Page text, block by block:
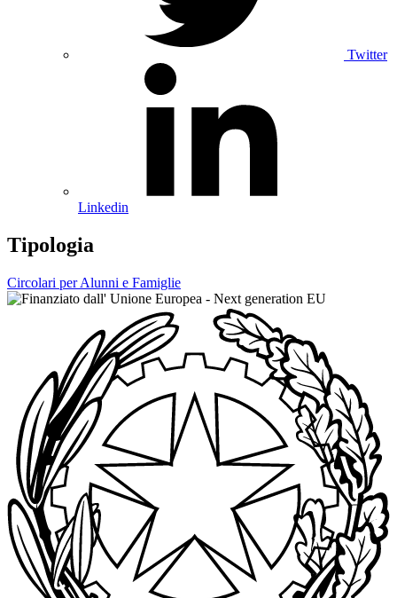
Twitter
Linkedin
Tipologia
Circolari per Alunni e Famiglie